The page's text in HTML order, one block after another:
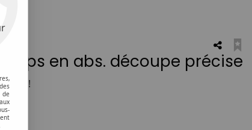
en abs. découpe précise
avis !
de